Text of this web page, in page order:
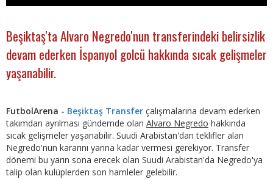
Beşiktaş'ta Alvaro Negredo'nun transferindeki belirsizlik
devam ederken İspanyol golcü hakkında sıcak gelişmeler
yaşanabilir.
FutbolArena - Beşiktaş Transfer çalışmalarına devam ederken
takımdan ayrılması gündemde olan Alvaro Negredo hakkında
sıcak gelişmeler yaşanabilir. Suudi Arabistan'dan teklifler alan
Negredo'nun kararını yarına kadar vermesi gerekiyor. Transfer
dönemi bu yarın sona erecek olan Suudi Arabistan'da Negredo'ya
talip olan kulüplerden son hamleler gelebilir.